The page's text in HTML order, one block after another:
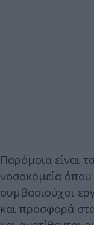
Παρόμοια είναι
νοσοκομεία όπου
συμβασιούχοι
και προσφορά